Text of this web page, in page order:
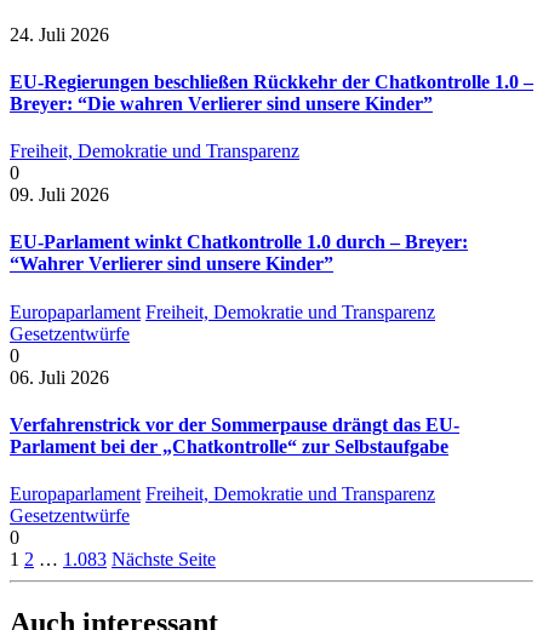
24. Juli 2026
EU-Regierungen beschließen Rückkehr der Chatkontrolle 1.0 –
Breyer: “Die wahren Verlierer sind unsere Kinder”
Freiheit, Demokratie und Transparenz
0
09. Juli 2026
EU-Parlament winkt Chatkontrolle 1.0 durch – Breyer:
“Wahrer Verlierer sind unsere Kinder”
Europaparlament Freiheit, Demokratie und Transparenz
Gesetzentwürfe
0
06. Juli 2026
Verfahrenstrick vor der Sommerpause drängt das EU-
Parlament bei der „Chatkontrolle“ zur Selbstaufgabe
Europaparlament Freiheit, Demokratie und Transparenz
Gesetzentwürfe
0
1 2 … 1.083 Nächste Seite
Auch interessant